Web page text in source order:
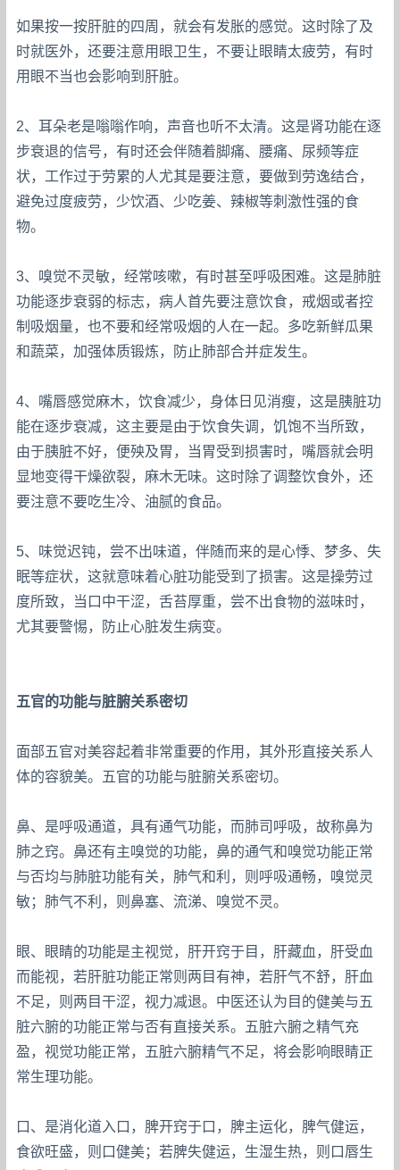
如果按一按肝脏的四周，就会有发胀的感觉。这时除了及
时就医外，还要注意用眼卫生，不要让眼睛太疲劳，有时
用眼不当也会影响到肝脏。
2、耳朵老是嗡嗡作响，声音也听不太清。这是肾功能在逐
步衰退的信号，有时还会伴随着脚痛、腰痛、尿频等症
状，工作过于劳累的人尤其是要注意，要做到劳逸结合，
避免过度疲劳，少饮酒、少吃姜、辣椒等刺激性强的食
物。
3、嗅觉不灵敏，经常咳嗽，有时甚至呼吸困难。这是肺脏
功能逐步衰弱的标志，病人首先要注意饮食，戒烟或者控
制吸烟量，也不要和经常吸烟的人在一起。多吃新鲜瓜果
和蔬菜，加强体质锻炼，防止肺部合并症发生。
4、嘴唇感觉麻木，饮食减少，身体日见消瘦，这是胰脏功
能在逐步衰减，这主要是由于饮食失调，饥饱不当所致，
由于胰脏不好，便殃及胃，当胃受到损害时，嘴唇就会明
显地变得干燥欲裂，麻木无味。这时除了调整饮食外，还
要注意不要吃生冷、油腻的食品。
5、味觉迟钝，尝不出味道，伴随而来的是心悸、梦多、失
眠等症状，这就意味着心脏功能受到了损害。这是操劳过
度所致，当口中干涩，舌苔厚重，尝不出食物的滋味时，
尤其要警惕，防止心脏发生病变。
五官的功能与脏腑关系密切
面部五官对美容起着非常重要的作用，其外形直接关系人
体的容貌美。五官的功能与脏腑关系密切。
鼻、是呼吸通道，具有通气功能，而肺司呼吸，故称鼻为
肺之窍。鼻还有主嗅觉的功能，鼻的通气和嗅觉功能正常
与否均与肺脏功能有关，肺气和利，则呼吸通畅，嗅觉灵
敏；肺气不利，则鼻塞、流涕、嗅觉不灵。
眼、眼睛的功能是主视觉，肝开窍于目，肝藏血，肝受血
而能视，若肝脏功能正常则两目有神，若肝气不舒，肝血
不足，则两目干涩，视力减退。中医还认为目的健美与五
脏六腑的功能正常与否有直接关系。五脏六腑之精气充
盈，视觉功能正常，五脏六腑精气不足，将会影响眼睛正
常生理功能。
口、是消化道入口，脾开窍于口，脾主运化，脾气健运，
食欲旺盛，则口健美；若脾失健运，生湿生热，则口唇生